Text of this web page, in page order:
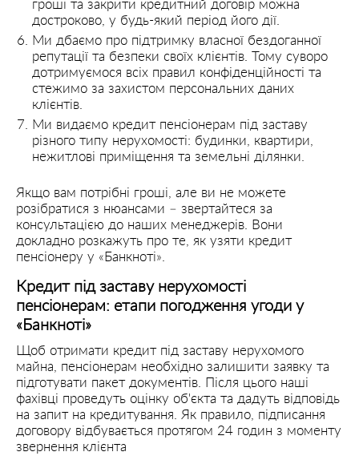
гроші та закрити кредитний договір можна
достроково, у будь-який період його дії.
Ми дбаємо про підтримку власної бездоганної
репутації та безпеки своїх клієнтів. Тому суворо
дотримуємося всіх правил конфіденційності та
стежимо за захистом персональних даних
клієнтів.
Ми видаємо кредит пенсіонерам під заставу
різного типу нерухомості: будинки, квартири,
нежитлові приміщення та земельні ділянки.
Якщо вам потрібні гроші, але ви не можете
розібратися з нюансами – звертайтеся за
консультацією до наших менеджерів. Вони
докладно розкажуть про те, як узяти кредит
пенсіонеру у «Банкноті».
Кредит під заставу нерухомості
пенсіонерам: етапи погодження угоди у
«Банкноті»
Щоб отримати кредит під заставу нерухомого
майна, пенсіонерам необхідно залишити заявку та
підготувати пакет документів. Після цього наші
фахівці проведуть оцінку об'єкта та дадуть відповідь
на запит на кредитування. Як правило, підписання
договору відбувається протягом 24 годин з моменту
звернення клієнта